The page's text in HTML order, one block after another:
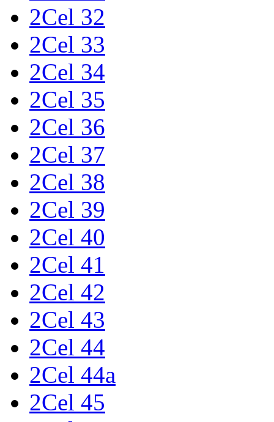
2Cel 32
2Cel 33
2Cel 34
2Cel 35
2Cel 36
2Cel 37
2Cel 38
2Cel 39
2Cel 40
2Cel 41
2Cel 42
2Cel 43
2Cel 44
2Cel 44a
2Cel 45